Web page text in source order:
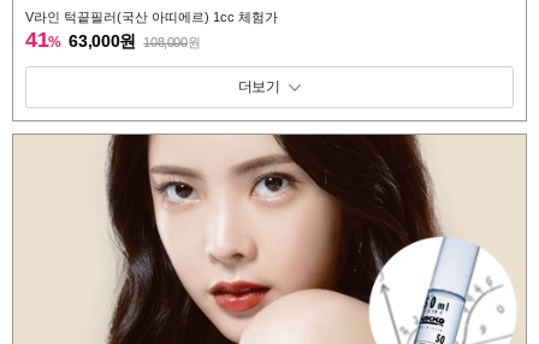
V라인 턱끝필러(국산 아띠에르) 1cc 체험가
41% 63,000원 108,000원
패키지 보기 토글